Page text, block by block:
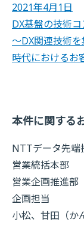
2021年4月1日
DX基盤の技術
～DX関連技術
時代におけるお
本件に関する
NTTデータ先端
営業統括本部
営業企画推進部
企画担当
小松、甘田（か